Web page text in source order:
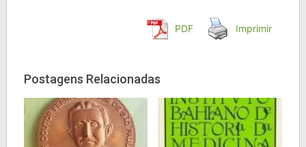
PDF Imprimir
Postagens Relacionadas